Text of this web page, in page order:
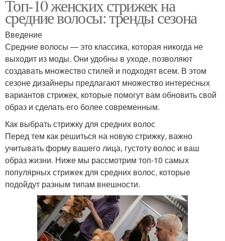
Топ-10 женских стрижек на
средние волосы: тренды сезона
Введение
Средние волосы — это классика, которая никогда не
выходит из моды. Они удобны в уходе, позволяют
создавать множество стилей и подходят всем. В этом
сезоне дизайнеры предлагают множество интересных
вариантов стрижек, которые помогут вам обновить свой
образ и сделать его более современным.
Как выбрать стрижку для средних волос
Перед тем как решиться на новую стрижку, важно
учитывать форму вашего лица, густоту волос и ваш
образ жизни. Ниже мы рассмотрим топ-10 самых
популярных стрижек для средних волос, которые
подойдут разным типам внешности.